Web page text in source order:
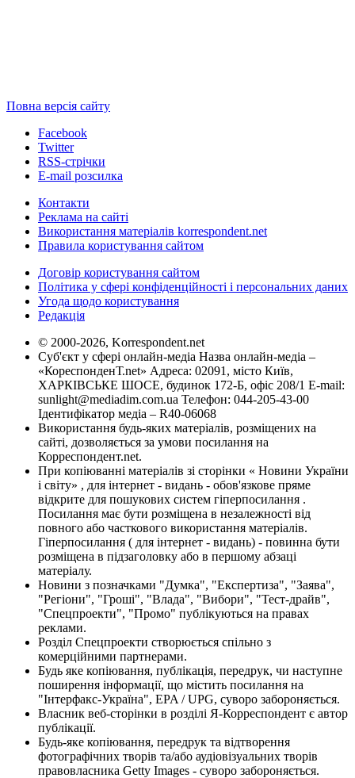
Повна версія сайту
Facebook
Twitter
RSS-стрічки
E-mail розсилка
Контакти
Реклама на сайті
Використання матеріалів korrespondent.net
Правила користування сайтом
Договір користування сайтом
Політика у сфері конфіденційності і персональних даних
Угода щодо користування
Редакція
© 2000-2026, Korrespondent.net
Суб'єкт у сфері онлайн-медіа Назва онлайн-медіа –
«КореспонденТ.net» Адреса: 02091, місто Київ,
ХАРКІВСЬКЕ ШОСЕ, будинок 172-Б, офіс 208/1 E-mail:
sunlight@mediadim.com.ua Телефон: 044-205-43-00
Ідентифікатор медіа – R40-06068
Використання будь-яких матеріалів, розміщених на
сайті, дозволяється за умови посилання на
Корреспондент.net.
При копіюванні матеріалів зі сторінки « Новини України
і світу» , для інтернет - видань - обов'язкове пряме
відкрите для пошукових систем гіперпосилання .
Посилання має бути розміщена в незалежності від
повного або часткового використання матеріалів.
Гіперпосилання ( для інтернет - видань) - повинна бути
розміщена в підзаголовку або в першому абзаці
матеріалу.
Новини з позначками "Думка", "Експертиза", "Заява",
"Регіони", "Гроші", "Влада", "Вибори", "Тест-драйв",
"Спецпроекти", "Промо" публікуються на правах
реклами.
Розділ Спецпроекти створюється спільно з
комерційними партнерами.
Будь яке копіювання, публікація, передрук, чи наступне
поширення інформації, що містить посилання на
"Інтерфакс-Україна", EPA / UPG, суворо забороняється.
Власник веб-сторінки в розділі Я-Корреспондент є автор
публікації.
Будь-яке копіювання, передрук та відтворення
фотографічних творів та/або аудіовізуальних творів
правовласника Getty Images - суворо забороняється.